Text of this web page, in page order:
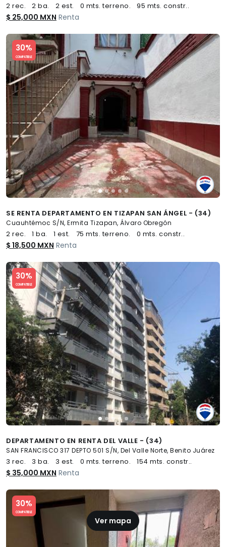
2 rec. 2 ba. 2 est. 0 mts. terreno. 95 mts. constr..
$ 25,000 MXN Renta
30%
COMPATIBLE
Slide 1 of 5
SE RENTA DEPARTAMENTO EN TIZAPAN SAN ÁNGEL - (34)
Cuauhtémoc S/N, Ermita Tizapan, Álvaro Obregón
2 rec. 1 ba. 1 est. 75 mts. terreno. 0 mts. constr..
$ 18,500 MXN Renta
30%
COMPATIBLE
Slide 1 of 5
DEPARTAMENTO EN RENTA DEL VALLE - (34)
SAN FRANCISCO 317 DEPTO 501 S/N, Del Valle Norte, Benito Juárez
3 rec. 3 ba. 3 est. 0 mts. terreno. 154 mts. constr..
$ 35,000 MXN Renta
30%
COMPATIBLE
Slide 1 of 5
Ver mapa